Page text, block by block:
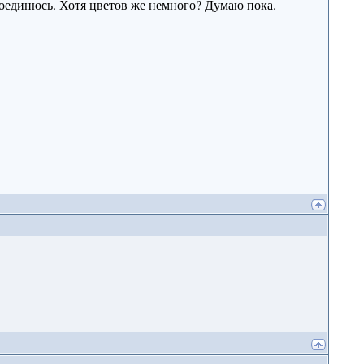
Хотя цветов же немного? Думаю пока.